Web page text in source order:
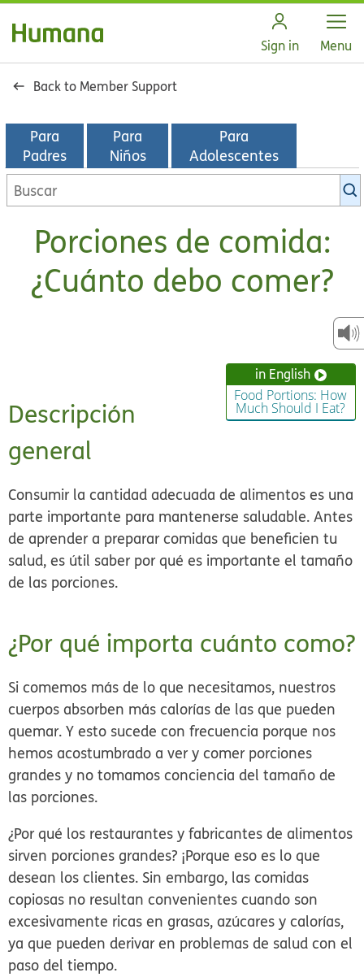
Sign in Open
Menu
Back to Member Support
Para
Padres
Para
Niños
Para
Adolescentes
Buscar
en
biblioteca
KidsHealth
Porciones de comida:
¿Cuánto debo comer?
in English
Food Portions: How
Much Should I Eat?
Descripción
general
Consumir la cantidad adecuada de alimentos es una
parte importante para mantenerse saludable. Antes
de aprender a preparar comidas que beneficien tu
salud, es útil saber por qué es importante el tamaño
de las porciones.
¿Por qué importa cuánto como?
Si comemos más de lo que necesitamos, nuestros
cuerpos absorben más calorías de las que pueden
quemar. Y esto sucede con frecuencia porque nos
hemos acostumbrado a ver y comer porciones
grandes y no tomamos conciencia deltamaño de
las porciones.
¿Por qué los restaurantes y fabricantes de alimentos
sirven porciones grandes? ¡Porque eso es lo que
desean los clientes. Sin embargo, las comidas
copiosas no resultan convenientes cuando son
excesivamente ricas en grasas, azúcares y calorías,
ya que pueden derivar en problemas de salud con el
paso del tiempo.